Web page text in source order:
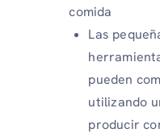
comida
Las
pueden
utilizando
producir